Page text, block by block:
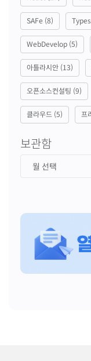
SAFe (8)
WebDevelop (5)
아틀라시안 (13)
오픈소스컨설팅 (9)
클라우드 (5) 프
보관함